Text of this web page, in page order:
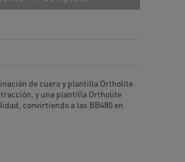
de cuero y plantilla Ortholite
y una plantilla Ortholite
convirtiendo a las BB480 en